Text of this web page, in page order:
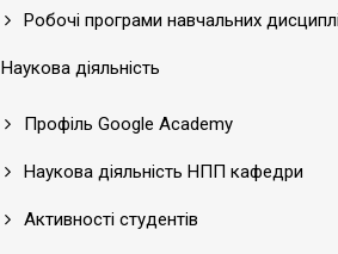
Робочі програми навчальних
Наукова діяльність
Профіль Google Academy
Наукова діяльність НПП кафедри
Активності студентів